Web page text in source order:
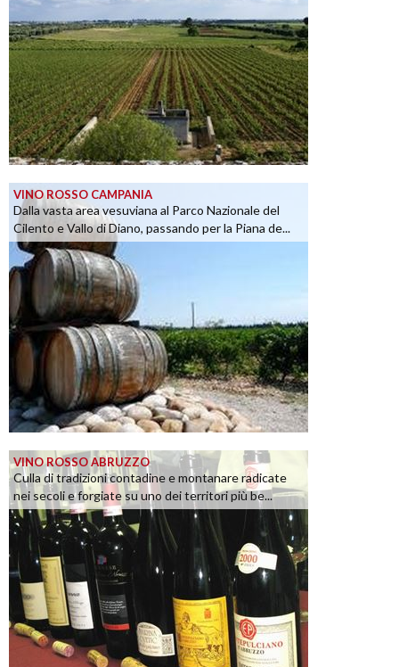
VINO ROSSO CAMPANIA
Dalla vasta area vesuviana al Parco Nazionale del
Cilento e Vallo di Diano, passando per la Piana de...
VINO ROSSO ABRUZZO
Culla di tradizioni contadine e montanare radicate
nei secoli e forgiate su uno dei territori più be...